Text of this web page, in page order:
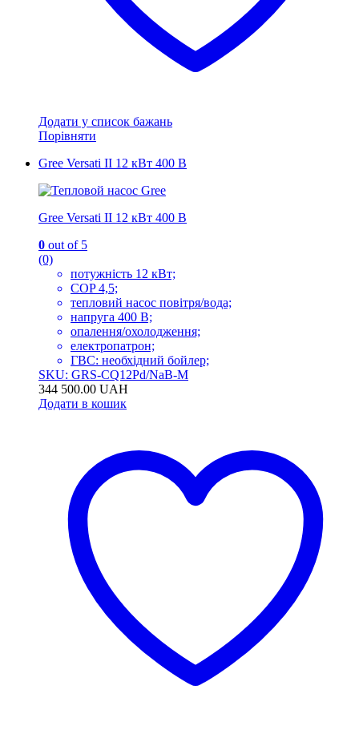
Додати у список бажань
Порівняти
Gree Versati II 12 кВт 400 В
Gree Versati II 12 кВт 400 В
0 out of 5
(0)
потужність 12 кВт;
COP 4,5;
тепловий насос повітря/вода;
напруга 400 В;
опалення/охолодження;
електропатрон;
ГВС: необхідний бойлер;
SKU: GRS-CQ12Pd/NaB-M
344 500.00 UAH
Додати в кошик